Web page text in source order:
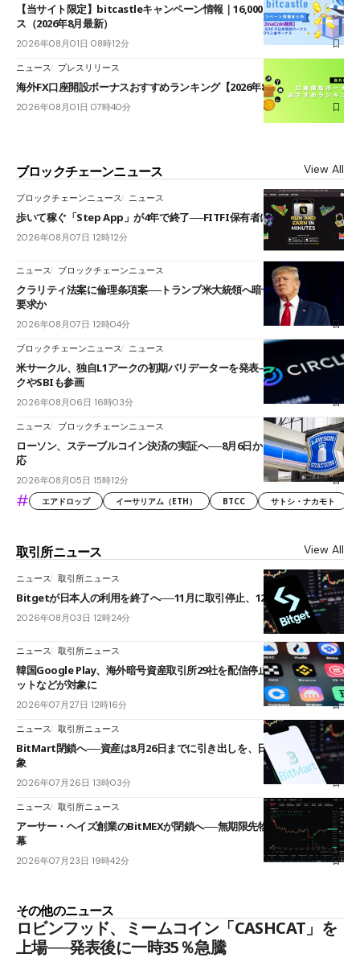
【当サイト限定】bitcastleキャンペーン情報｜16,000円口座開設ボーナ
ス（2026年8月最新）
2026年08月01日 08時12分
ニュース プレスリリース
海外FX口座開設ボーナスおすすめランキング【2026年8月最新】
2026年08月01日 07時40分
ブロックチェーンニュース View All
ブロックチェーンニュース ニュース
歩いて稼ぐ「Step App」が4年で終了──FITFI保有者に対応呼びかけ
2026年08月07日 12時12分
ニュース ブロックチェーンニュース
クラリティ法案に倫理条項案──トランプ米大統領へ暗号資産事業の売却
要求か
2026年08月07日 12時04分
ブロックチェーンニュース ニュース
米サークル、独自L1アークの初期バリデーターを発表――ブラックロッ
クやSBIも参画
2026年08月06日 16時03分
ニュース ブロックチェーンニュース
ローソン、ステーブルコイン決済の実証へ──8月6日からJPYCやUSDC対
応
2026年08月05日 15時12分
# エアドロップ イーサリアム（ETH） BTCC サトシ・ナカモト
取引所ニュース View All
ニュース 取引所ニュース
Bitgetが日本人の利用を終了へ──11月に取引停止、12月末に強制決済
2026年08月03日 12時24分
ニュース 取引所ニュース
韓国Google Play、海外暗号資産取引所29社を配信停止──OKXやバイビ
ットなどが対象に
2026年07月27日 12時16分
ニュース 取引所ニュース
BitMart閉鎖へ──資産は8月26日までに引き出しを、日本人利用者も対
象
2026年07月26日 13時03分
ニュース 取引所ニュース
アーサー・ヘイズ創業のBitMEXが閉鎖へ──無期限先物を生んだ11年に
幕
2026年07月23日 19時42分
その他のニュース
ロビンフッド、ミームコイン「CASHCAT」を
上場──発表後に一時35％急騰